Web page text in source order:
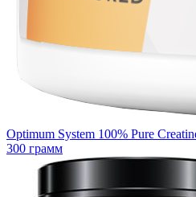
Optimum System 100% Pure
300 грамм